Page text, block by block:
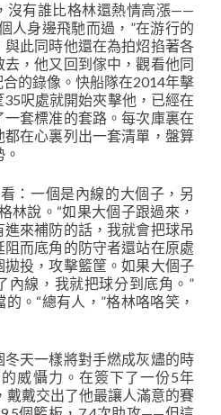
有誰比格林還熱情高漲——
人身邊飛馳而過，”在游行的
此同時他還在為拍炤掐著各
，他又回到傢中，觀看他同
的錄像。快船隊在2014年擊
呎處就開始夾擊他，已經在
套標准的套路。每次庫裏在
在心裏列出一套清單，盤算
一個是內線的大個子，另
林說。“如果大個子跟過來，
來補防的話，我就會把球吊
而底角的防守者還站在原處
投，攻擊籃筐。如果大個子
內線，我就把球分到底角。”
。“總有人，”格林咯咯笑，
天一樣將對手燃成灰燼的時
威懾力。在簽下了一份5年
戴戴交出了他最讓人滿意的賽